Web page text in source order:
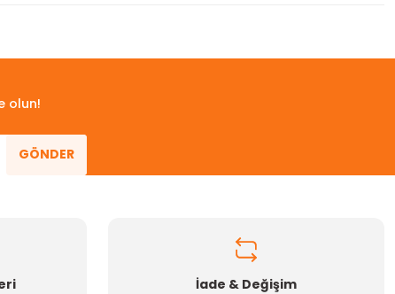
olun!
GÖNDER
İade & Değişim